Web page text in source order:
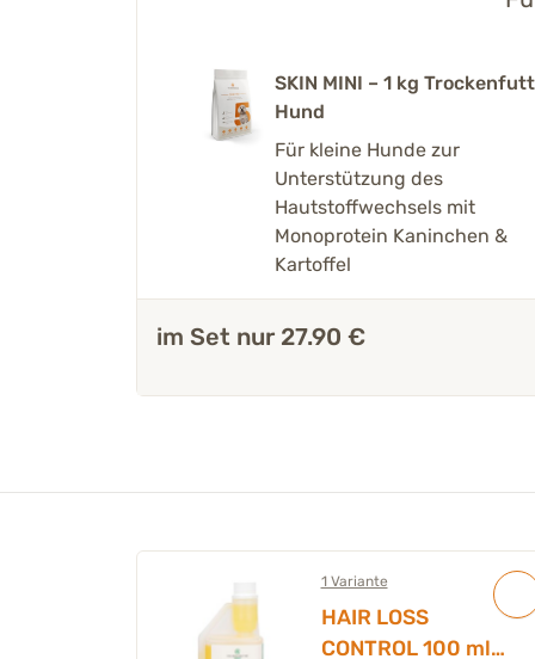
SKIN MINI – 1 kg
Hund
Für kleine Hunde zur
Unterstützung des
Hautstoffwechsels mit
Monoprotein Kaninchen &
Kartoffel
im Set nur 27.90 €
1 Variante
HAIR LOSS
CONTROL 100 ml